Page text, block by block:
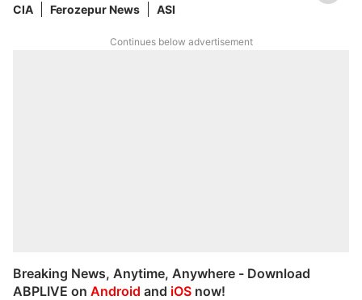
CIA
Ferozepur News ASI
Continues below advertisement
Breaking News, Anytime, Anywhere - Download
ABPLIVE on Android and iOS now!